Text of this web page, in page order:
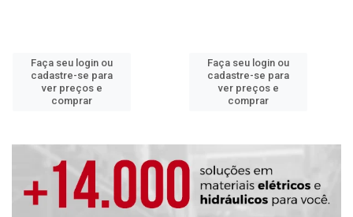
Faça seu login ou
cadastre-se para
ver preços e
comprar
Faça seu login ou
cadastre-se para
ver preços e
comprar